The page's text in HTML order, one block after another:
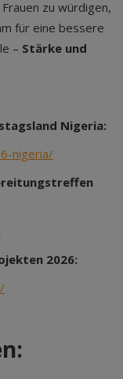
zu würdigen,
für eine bessere
– Stärke und
Nigeria:
nigeria/
2026: